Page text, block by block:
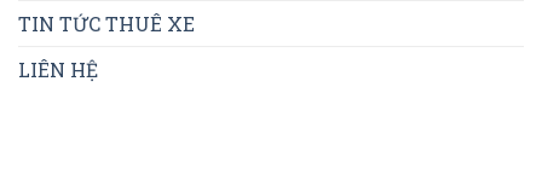
TIN TỨC THUÊ XE
LIÊN HỆ